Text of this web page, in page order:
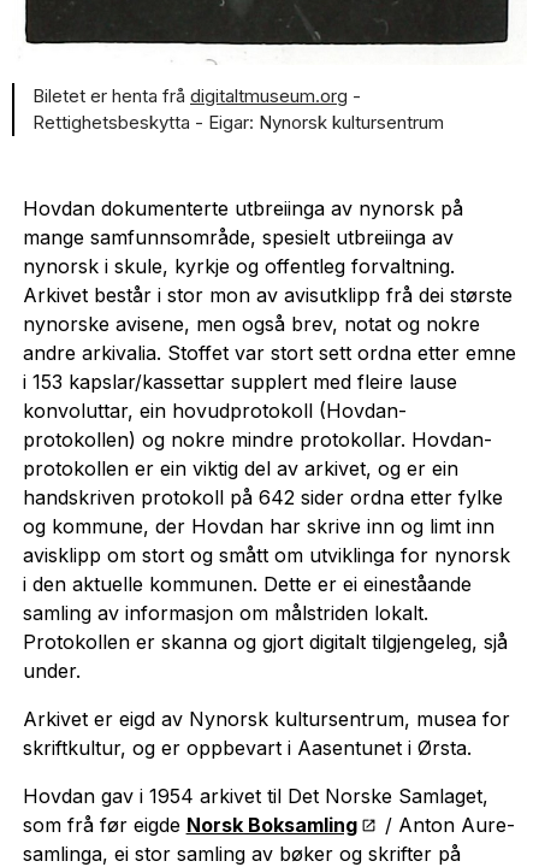
Biletet er henta frå digitaltmuseum.org -
Rettighetsbeskytta - Eigar: Nynorsk kultursentrum
Hovdan dokumenterte utbreiinga av nynorsk på
mange samfunnsområde, spesielt utbreiinga av
nynorsk i skule, kyrkje og offentleg forvaltning.
Arkivet består i stor mon av avisutklipp frå dei største
nynorske avisene, men også brev, notat og nokre
andre arkivalia. Stoffet var stort sett ordna etter emne
i 153 kapslar/kassettar supplert med fleire lause
konvoluttar, ein hovudprotokoll (Hovdan-
protokollen) og nokre mindre protokollar. Hovdan-
protokollen er ein viktig del av arkivet, og er ein
handskriven protokoll på 642 sider ordna etter fylke
og kommune, der Hovdan har skrive inn og limt inn
avisklipp om stort og smått om utviklinga for nynorsk
i den aktuelle kommunen. Dette er ei eineståande
samling av informasjon om målstriden lokalt.
Protokollen er skanna og gjort digitalt tilgjengeleg, sjå
under.
Arkivet er eigd av Nynorsk kultursentrum, musea for
skriftkultur, og er oppbevart i Aasentunet i Ørsta.
Hovdan gav i 1954 arkivet til Det Norske Samlaget,
som frå før eigde Norsk Boksamling
/ Anton Aure-
samlinga, ei stor samling av bøker og skrifter på